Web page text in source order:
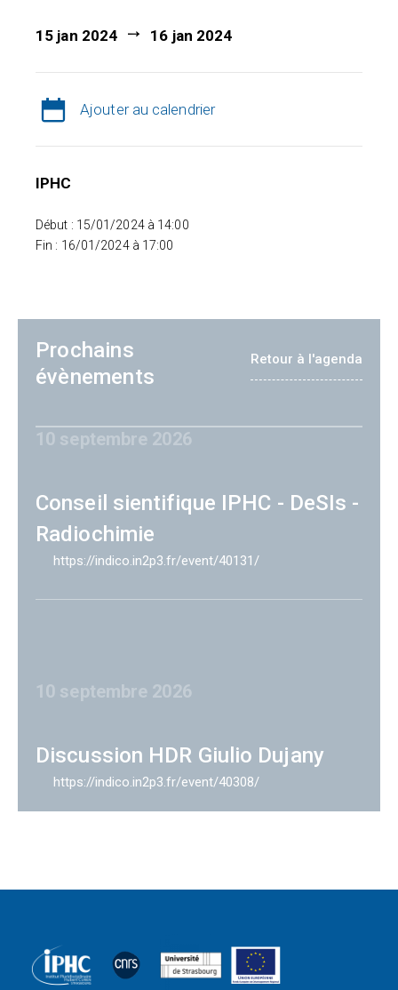
15 jan 2024 16 jan 2024
Ajouter au calendrier
IPHC
Début : 15/01/2024 à 14:00
Fin : 16/01/2024 à 17:00
Prochains
évènements
Retour à l'agenda
10 septembre 2026
Conseil sientifique IPHC - DeSIs -
Radiochimie
https://indico.in2p3.fr/event/40131/
10 septembre 2026
Discussion HDR Giulio Dujany
https://indico.in2p3.fr/event/40308/